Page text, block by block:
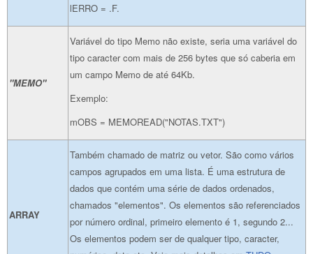
lERRO = .F.
"MEMO"
Variável do tipo Memo não existe, seria uma variável do
tipo caracter com mais de 256 bytes que só caberia em
um campo Memo de até 64Kb.
Exemplo:
mOBS = MEMOREAD("NOTAS.TXT")
ARRAY
Também chamado de matriz ou vetor. São como vários
campos agrupados em uma lista. É uma estrutura de
dados que contém uma série de dados ordenados,
chamados "elementos". Os elementos são referenciados
por número ordinal, primeiro elemento é 1, segundo 2...
Os elementos podem ser de qualquer tipo, caracter,